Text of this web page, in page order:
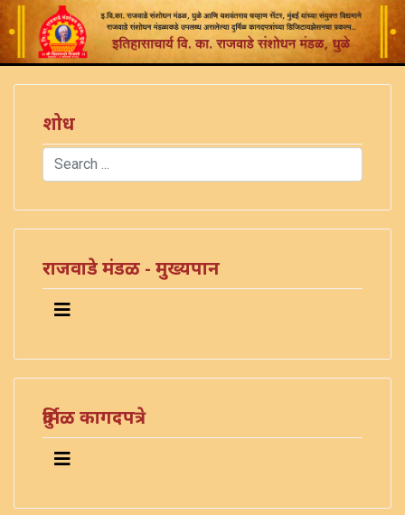
शोध
Search
राजवाडे मंडळ - मुख्यपान
दुर्मिळ कागदपत्रे